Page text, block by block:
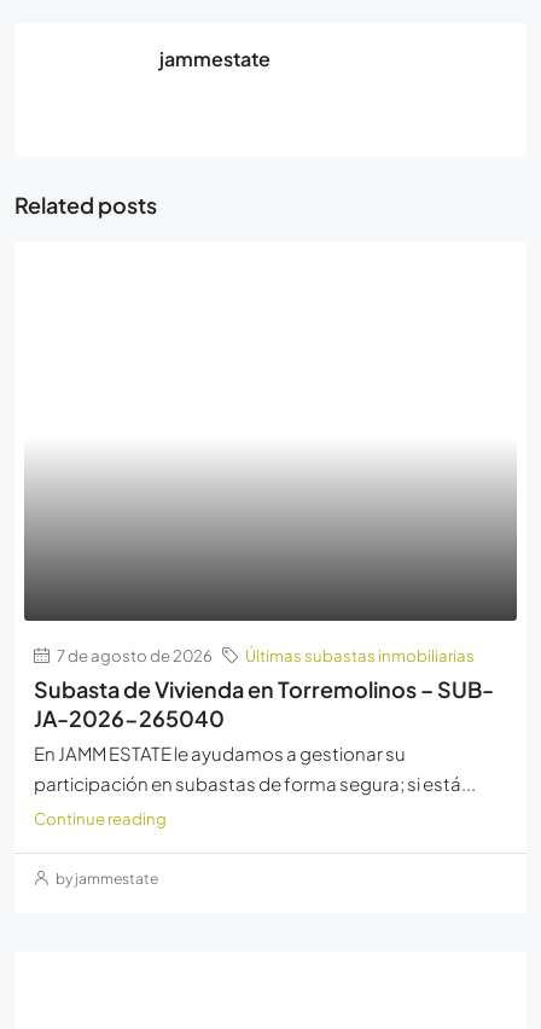
jammestate
Related posts
7 de agosto de 2026 Últimas subastas inmobiliarias
Subasta de Vivienda en Torremolinos – SUB-
JA-2026-265040
En JAMM ESTATE le ayudamos a gestionar su
participación en subastas de forma segura; si está...
Continue reading
by jammestate